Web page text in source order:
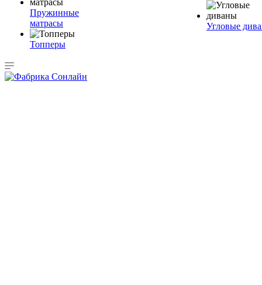
Пружинные
матрасы
Топперы
Угловые